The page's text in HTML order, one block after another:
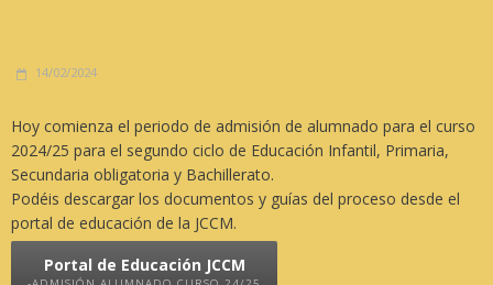
14/02/2024
Hoy comienza el periodo de admisión de alumnado para el curso
2024/25 para el segundo ciclo de Educación Infantil, Primaria,
Secundaria obligatoria y Bachillerato.
Podéis descargar los documentos y guías del proceso desde el
portal de educación de la JCCM.
Portal de Educación JCCM